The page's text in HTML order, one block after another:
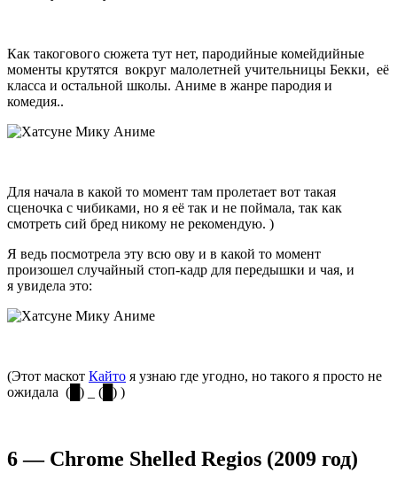
Как такогового сюжета тут нет, пародийные комейдийные
моменты крутятся вокруг малолетней учительницы Бекки, её
класса и остальной школы. Аниме в жанре пародия и
комедия..
Для начала в какой то момент там пролетает вот такая
сценочка с чибиками, но я её так и не поймала, так как
смотреть сий бред никому не рекомендую. )
Я ведь посмотрела эту всю ову и в какой то момент
произошел случайный стоп-кадр для передышки и чая, и
я увидела это:
(Этот маскот Кайто я узнаю где угодно, но такого я просто не
ожидала (█) _ (█) )
6 — Chrome Shelled Regios (2009 год)